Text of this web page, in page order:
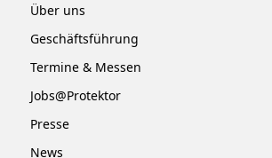
Über uns
Geschäftsführung
Termine & Messen
Jobs@Protektor
Presse
News